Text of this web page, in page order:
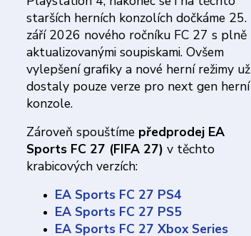
starších herních konzolích dočkáme 25.
září 2026 nového ročníku FC 27 s plně
aktualizovanými soupiskami. Ovšem
vylepšení grafiky a nové herní režimy už
dostaly pouze verze pro next gen herní
konzole.
Zároveň spouštíme předprodej EA
Sports FC 27 (FIFA 27) v těchto
krabicových verzích:
EA Sports FC 27 PS4
EA Sports FC 27 PS5
EA Sports FC 27 Xbox Series